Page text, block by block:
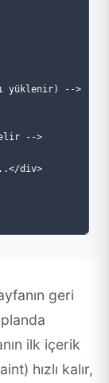
yüklenir) -->
-->
div>
geri
ilk içerik
hızlı kalır,